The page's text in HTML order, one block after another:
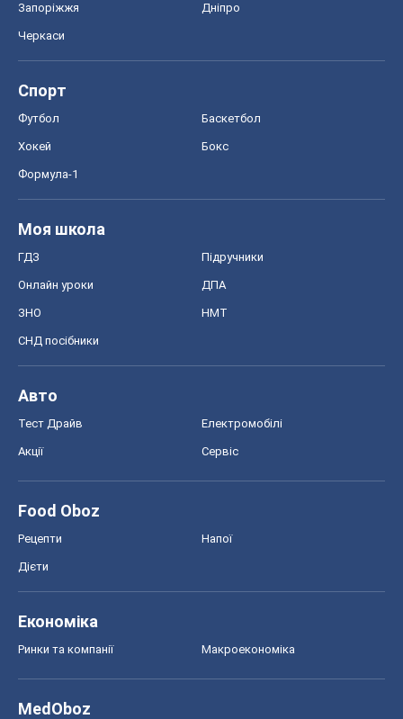
Запоріжжя Дніпро
Черкаси
Спорт
Футбол Баскетбол
Хокей Бокс
Формула-1
Моя школа
ГДЗ Підручники
Онлайн уроки ДПА
ЗНО НМТ
СНД посібники
Авто
Тест Драйв Електромобілі
Акції Сервіс
Food Oboz
Рецепти Напої
Дієти
Економіка
Ринки та компанії Макроекономіка
MedOboz